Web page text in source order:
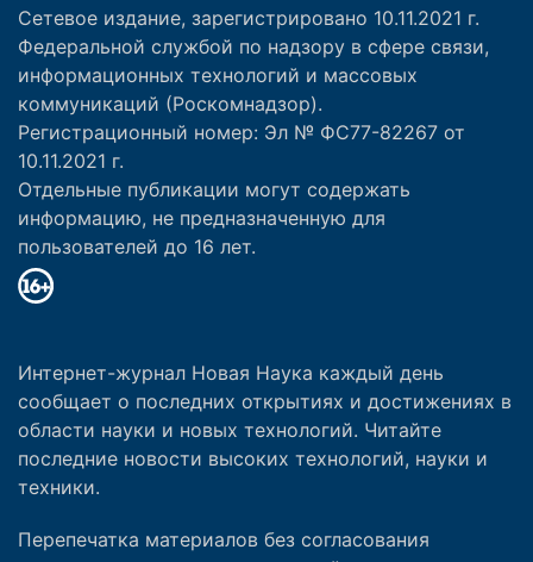
Сетевое издание, зарегистрировано 10.11.2021 г.
Федеральной службой по надзору в сфере связи,
информационных технологий и массовых
коммуникаций (Роскомнадзор).
Регистрационный номер: Эл № ФС77-82267 от
10.11.2021 г.
Отдельные публикации могут содержать
информацию, не предназначенную для
пользователей до 16 лет.
Интернет-журнал Новая Наука каждый день
сообщает о последних открытиях и достижениях в
области науки и новых технологий. Читайте
последние новости высоких технологий, науки и
техники.
Перепечатка материалов без согласования